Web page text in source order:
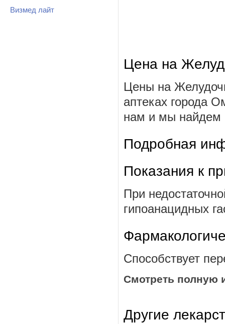
Визмед лайт
Цена на
Цены на
аптеках города
нам и мы найдем
Подробная
Показания к
При
гипоанацидных
Способствует
Смотреть полную
Другие